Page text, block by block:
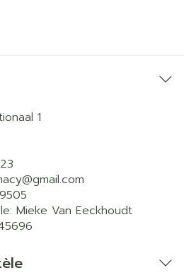
1
gmail.com
Mieke Van Eeckhoudt